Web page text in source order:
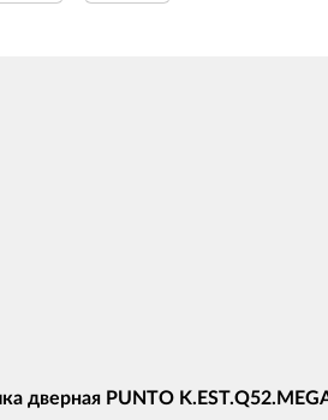
дверная PUNTO